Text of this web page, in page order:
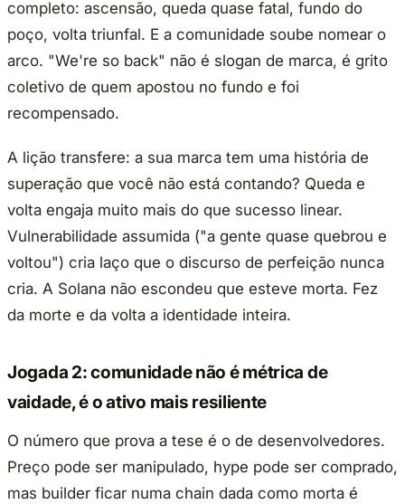
completo: ascensão, queda quase fatal, fundo do
poço, volta triunfal. E a comunidade soube nomear o
arco. "We're so back" não é slogan de marca, é grito
coletivo de quem apostou no fundo e foi
recompensado.
A lição transfere: a sua marca tem uma história de
superação que você não está contando? Queda e
volta engaja muito mais do que sucesso linear.
Vulnerabilidade assumida ("a gente quase quebrou e
voltou") cria laço que o discurso de perfeição nunca
cria. A Solana não escondeu que esteve morta. Fez
da morte e da volta a identidade inteira.
Jogada 2: comunidade não é métrica de
vaidade, é o ativo mais resiliente
O número que prova a tese é o de desenvolvedores.
Preço pode ser manipulado, hype pode ser comprado,
mas builder ficar numa chain dada como morta é